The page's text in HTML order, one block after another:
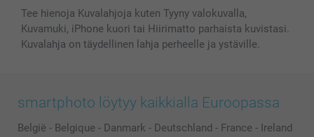
Tee hienoja Kuvalahjoja kuten Tyyny valokuvalla,
Kuvamuki, iPhone kuori tai Hiirimatto parhaista kuvistasi.
Kuvalahja on täydellinen lahja perheelle ja ystäville.
smartphoto löytyy kaikkialla Euroopassa
België - Belgique - Danmark - Deutschland - France - Ireland